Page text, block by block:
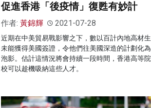
促進香港「後疫情」復甦有妙計
作者: 黃錦輝 2021-07-28
近期在中美貿易戰影響之下，數以百計內地高材生
未能獲得美國簽證，令他們往美國深造的計劃化為
泡影。估計這情況將會持續一段時間，香港高等院
校可以趁機吸納這些人才。